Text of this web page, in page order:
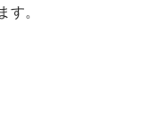
す。